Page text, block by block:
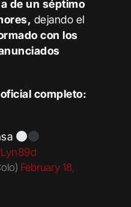
de un séptimo
dejando el
con los
completo:
February 18,